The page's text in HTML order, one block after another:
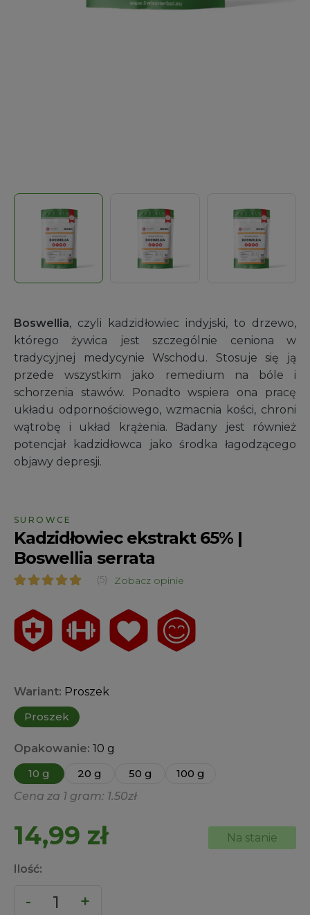
Boswellia, czyli kadzidłowiec indyjski, to drzewo,
którego żywica jest szczególnie ceniona w
tradycyjnej medycynie Wschodu. Stosuje się ją
przede wszystkim jako remedium na bóle i
schorzenia stawów. Ponadto wspiera ona pracę
układu odpornościowego, wzmacnia kości, chroni
wątrobę i układ krążenia. Badany jest również
potencjał kadzidłowca jako środka łagodzącego
objawy depresji.
SUROWCE
Kadzidłowiec ekstrakt 65% |
Boswellia serrata
na 5 na
podstawie
ocen
klientów
(5) Zobacz opinie
Wariant: Proszek
Proszek
Opakowanie: 10 g
10 g
20 g 50 g
100 g
Cena za 1 gram: 1.50zł
14,99 zł Na stanie
Ilość: